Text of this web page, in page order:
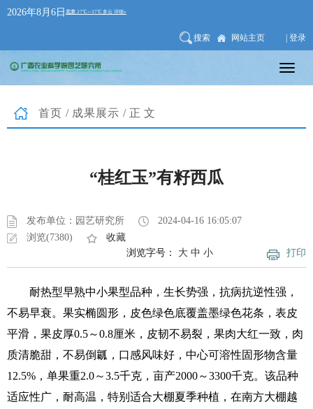
2026年8月6日
搜索 网站主页 | 登录
首页 / 成果展示 /正文
“桂红玉”有籽西瓜
发布单位：园艺研究所
2024-04-16 16:05:07
浏览(7380)
收藏
打印
浏览字号： 大 中 小
耐热型早熟中小果型品种，生长势强，抗病抗逆性强，
不易早衰。果实椭圆形，皮色绿色底覆盖墨绿色花条，表皮
平滑，果皮厚0.5～0.8厘米，皮韧不易裂，果肉大红一致，肉
质清脆甜，不易倒瓤，口感风味好，中心可溶性固形物含量
12.5%，单果重2.0～3.5千克，亩产2000～3300千克。该品种
适应性广，耐高温，特别适合大棚夏季种植，在南方大棚越